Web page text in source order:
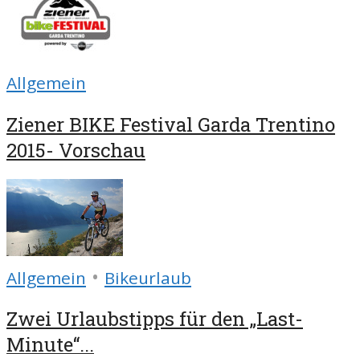
Allgemein
Ziener BIKE Festival Garda Trentino
2015- Vorschau
Allgemein • Bikeurlaub
Zwei Urlaubstipps für den „Last-
Minute“...